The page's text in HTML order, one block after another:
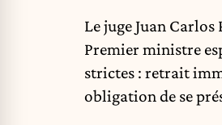
Le juge Juan
Premier ministre
strictes : retrait
obligation de se